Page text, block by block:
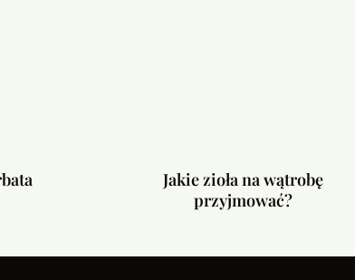
Jakie zioła na wątrobę
przyjmować?